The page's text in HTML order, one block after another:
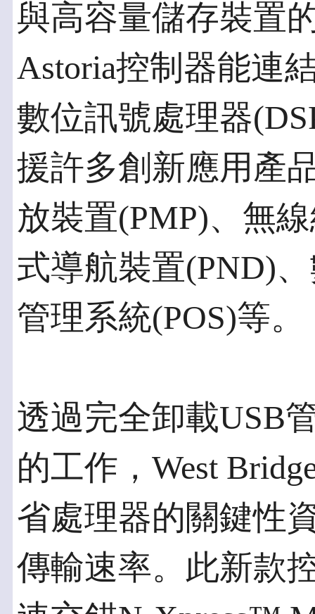
與高容量儲存裝置
Astoria控制器能連
數位訊號處理器
援許多創新應用產
放裝置(PMP)、無
式導航裝置(PND)
管理系統(POS)等。
透過完全卸載USB
的工作，West
省處理器的關鍵性
傳輸速率。此新款